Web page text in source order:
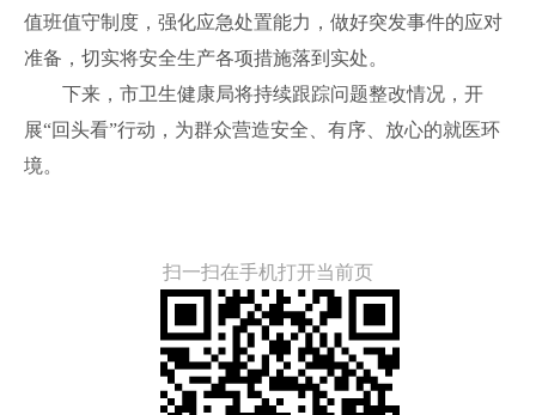
值班值守制度，强化应急处置能力，做好突发事件的应对
准备，切实将安全生产各项措施落到实处。
下来，市卫生健康局将持续跟踪问题整改情况，开
展“回头看”行动，为群众营造安全、有序、放心的就医环
境。
扫一扫在手机打开当前页